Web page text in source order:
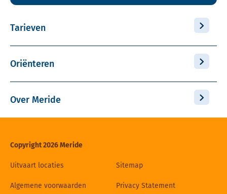
Tarieven
Oriënteren
Over Meride
Copyright 2026 Meride
Uitvaart locaties Sitemap
Algemene voorwaarden Privacy Statement